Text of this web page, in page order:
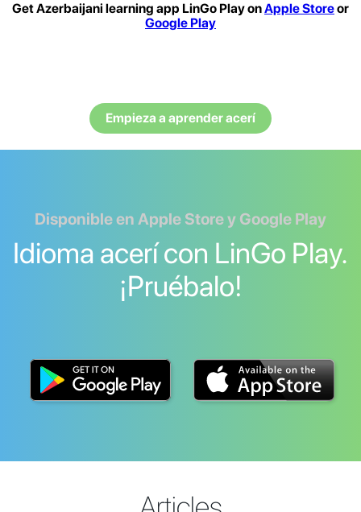
Get Azerbaijani learning app LinGo Play onApple Storeor
Google Play
Empieza a aprender acerí
Disponible en Apple Store y Google Play
Idioma acerí con LinGo Play.
¡Pruébalo!